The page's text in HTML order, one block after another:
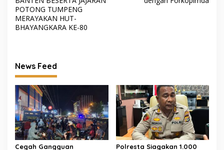
POTONG TUMPENG
MERAYAKAN HUT-
BHAYANGKARA KE-80
News Feed
Cegah Gangguan Polresta Siagakan 1.000